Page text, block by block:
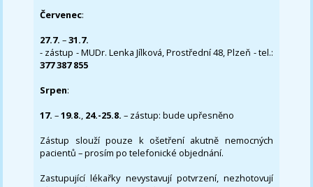
Červenec:
27.7.–31.7.
- zástup - MUDr. Lenka Jílková, Prostřední 48, Plzeň - tel.:
377 387 855
Srpen:
17. –19.8., 24.-25.8. – zástup: bude upřesněno
Zástup slouží pouze k ošetření akutně nemocných
pacientů – prosím po telefonické objednání.
Zastupující lékařky nevystavují potvrzení, nezhotovují